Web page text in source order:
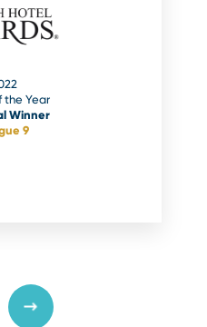
the Year
Winner
9